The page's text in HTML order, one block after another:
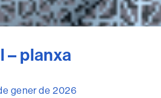
– planxa
gener de 2026